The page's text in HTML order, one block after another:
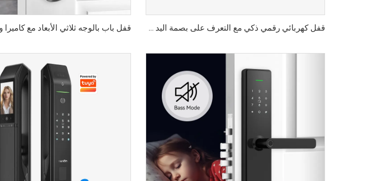
قفل كهربائي رقمي ذكي مع التعرف على بصمة اليد والأوردة باستخدام البطاقة للمنزل Tenon K10 Pro